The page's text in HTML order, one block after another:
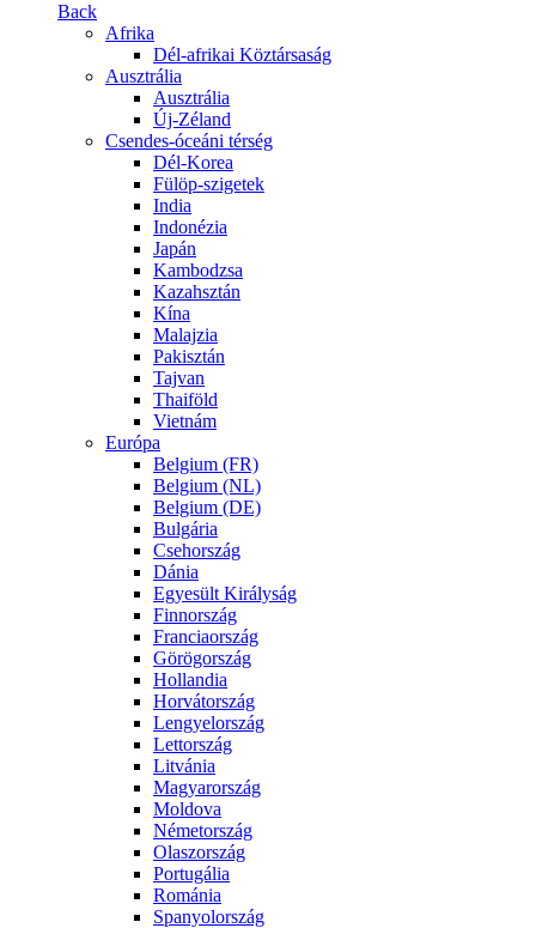
Back
Afrika
Dél-afrikai Köztársaság
Ausztrália
Ausztrália
Új-Zéland
Csendes-óceáni térség
Dél-Korea
Fülöp-szigetek
India
Indonézia
Japán
Kambodzsa
Kazahsztán
Kína
Malajzia
Pakisztán
Tajvan
Thaiföld
Vietnám
Európa
Belgium (FR)
Belgium (NL)
Belgium (DE)
Bulgária
Csehország
Dánia
Egyesült Királyság
Finnország
Franciaország
Görögország
Hollandia
Horvátország
Lengyelország
Lettország
Litvánia
Magyarország
Moldova
Németország
Olaszország
Portugália
Románia
Spanyolország